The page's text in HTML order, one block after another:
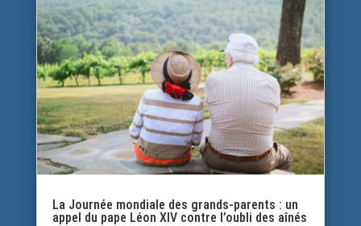
La Journée mondiale des grands-parents : un
appel du pape Léon XIV contre l’oubli des aînés